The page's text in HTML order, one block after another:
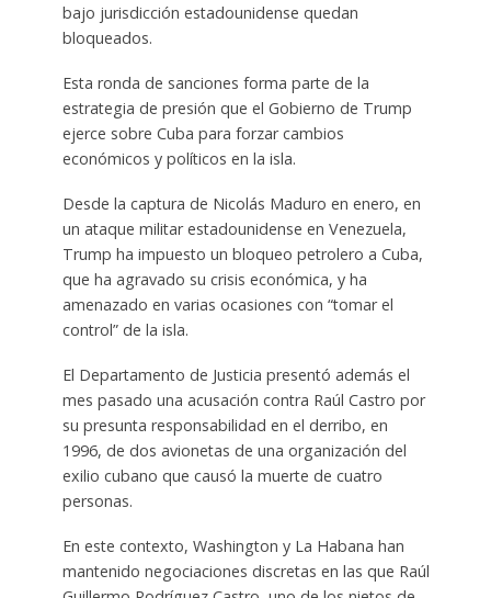
bajo jurisdicción estadounidense quedan
bloqueados.
Esta ronda de sanciones forma parte de la
estrategia de presión que el Gobierno de Trump
ejerce sobre Cuba para forzar cambios
económicos y políticos en la isla.
Desde la captura de Nicolás Maduro en enero, en
un ataque militar estadounidense en Venezuela,
Trump ha impuesto un bloqueo petrolero a Cuba,
que ha agravado su crisis económica, y ha
amenazado en varias ocasiones con “tomar el
control” de la isla.
El Departamento de Justicia presentó además el
mes pasado una acusación contra Raúl Castro por
su presunta responsabilidad en el derribo, en
1996, de dos avionetas de una organización del
exilio cubano que causó la muerte de cuatro
personas.
En este contexto, Washington y La Habana han
mantenido negociaciones discretas en las que Raúl